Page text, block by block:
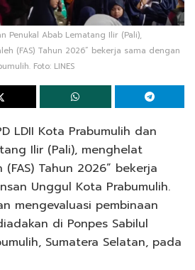
Penukal Abab Lematang Ilir (Pali),
(FAS) Tahun 2026” bekerja sama dengan
Foto: LINES
LDII Kota Prabumulih dan
Ilir (Pali), menghelat
(FAS) Tahun 2026” bekerja
Unggul Kota Prabumulih.
mengevaluasi pembinaan
di Ponpes Sabilul
Sumatera Selatan, pada